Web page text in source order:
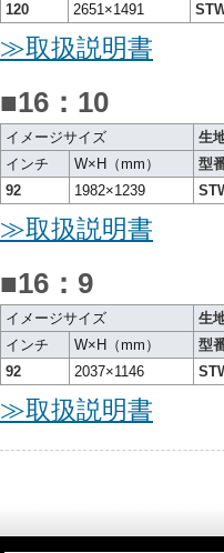
120
2651×1491
≫取扱説明書
■16：10
イメージサイズ
生
インチ
W×H（mm）
型
92
1982×1239
≫取扱説明書
■16：9
イメージサイズ
生
インチ
W×H（mm）
型
92
2037×1146
≫取扱説明書